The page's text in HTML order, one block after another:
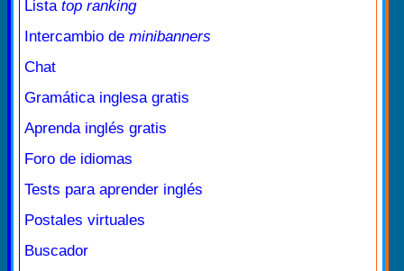
Lista top ranking
Intercambio de minibanners
Chat
Gramática inglesa gratis
Aprenda inglés gratis
Foro de idiomas
Tests para aprender inglés
Postales virtuales
Buscador